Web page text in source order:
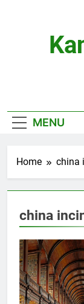
MENU
Home china
china